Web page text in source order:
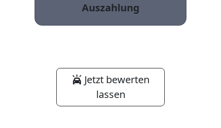
Auszahlung
Jetzt bewerten
lassen